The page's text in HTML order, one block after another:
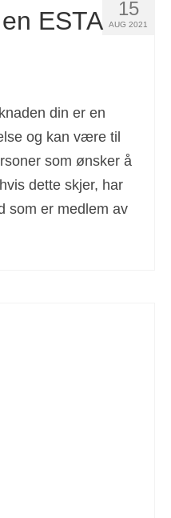
15
AUG 2021
ESTA
din er en
og kan være til
som ønsker å
dette skjer, har
som er medlem av